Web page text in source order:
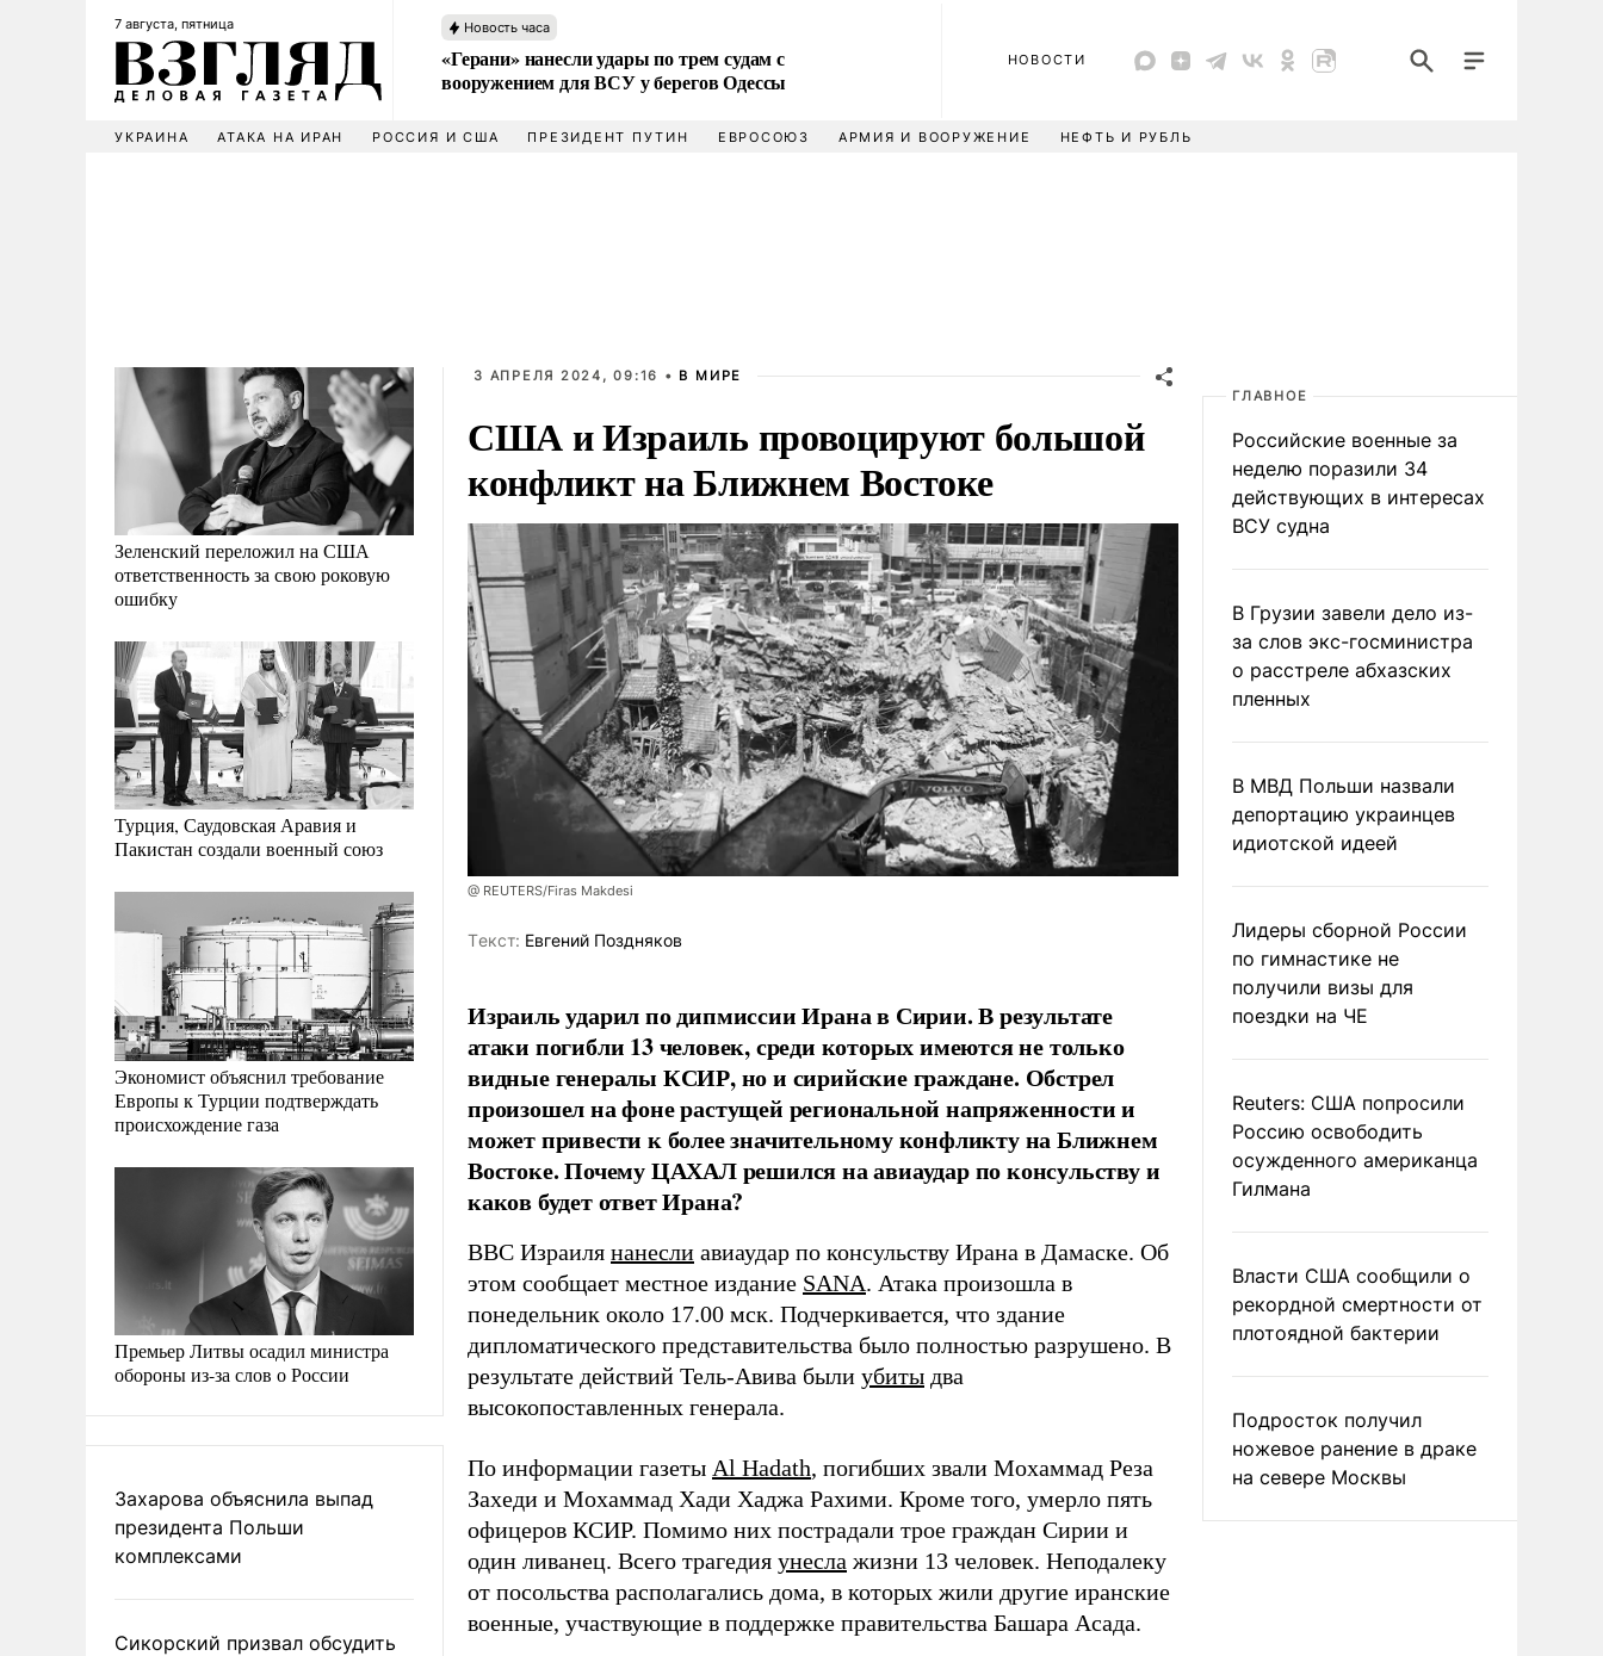
7 августа, пятница Новость часа
«Герани» нанесли удары по трем судам с
вооружением для ВСУ у берегов Одессы
НОВОСТИ
УКРАИНА АТАКА НА ИРАН РОССИЯ И США ПРЕЗИДЕНТ ПУТИН ЕВРОСОЮЗ АРМИЯ И ВООРУЖЕНИЕ НЕФТЬ И РУБЛЬ
Зеленский переложил на США
ответственность за свою роковую
ошибку
Турция, Саудовская Аравия и
Пакистан создали военный союз
Экономист объяснил требование
Европы к Турции подтверждать
происхождение газа
Премьер Литвы осадил министра
обороны из-за слов о России
Захарова объяснила выпад
президента Польши
комплексами
Сикорский призвал обсудить
3 АПРЕЛЯ 2024, 09:16 • В МИРЕ
США и Израиль провоцируют большой
конфликт на Ближнем Востоке
@ REUTERS/Firas Makdesi
Tекст: Евгений Поздняков
Израиль ударил по дипмиссии Ирана в Сирии. В результате
атаки погибли 13 человек, среди которых имеются не только
видные генералы КСИР, но и сирийские граждане. Обстрел
произошел на фоне растущей региональной напряженности и
может привести к более значительному конфликту на Ближнем
Востоке. Почему ЦАХАЛ решился на авиаудар по консульству и
каков будет ответ Ирана?
ВВС Израиля нанесли авиаудар по консульству Ирана в Дамаске. Об
этом сообщает местное издание SANA. Атака произошла в
понедельник около 17.00 мск. Подчеркивается, что здание
дипломатического представительства было полностью разрушено. В
результате действий Тель-Авива были убиты два
высокопоставленных генерала.
По информации газеты Al Hadath, погибших звали Мохаммад Реза
Захеди и Мохаммад Хади Хаджа Рахими. Кроме того, умерло пять
офицеров КСИР. Помимо них пострадали трое граждан Сирии и
один ливанец. Всего трагедия унесла жизни 13 человек. Неподалеку
от посольства располагались дома, в которых жили другие иранские
военные, участвующие в поддержке правительства Башара Асада.
ГЛАВНОЕ
Российские военные за
неделю поразили 34
действующих в интересах
ВСУ судна
В Грузии завели дело из-
за слов экс-госминистра
о расстреле абхазских
пленных
В МВД Польши назвали
депортацию украинцев
идиотской идеей
Лидеры сборной России
по гимнастике не
получили визы для
поездки на ЧЕ
Reuters: США попросили
Россию освободить
осужденного американца
Гилмана
Власти США сообщили о
рекордной смертности от
плотоядной бактерии
Подросток получил
ножевое ранение в драке
на севере Москвы